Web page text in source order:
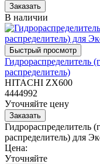
В наличии
Гидрораспределитель
распределитель)
HITACHI ZX600
4444992
Уточняйте цену
Гидрораспределитель
распределитель) для
Цена:
Уточняйте